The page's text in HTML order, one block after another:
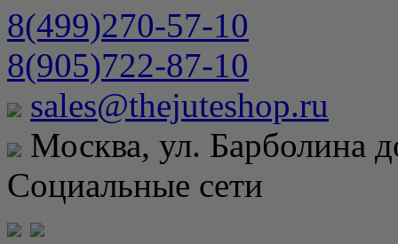
8(499)270-57-10
8(905)722-87-10
sales@thejuteshop.ru
Москва, ул. Барболина
Социальные сети